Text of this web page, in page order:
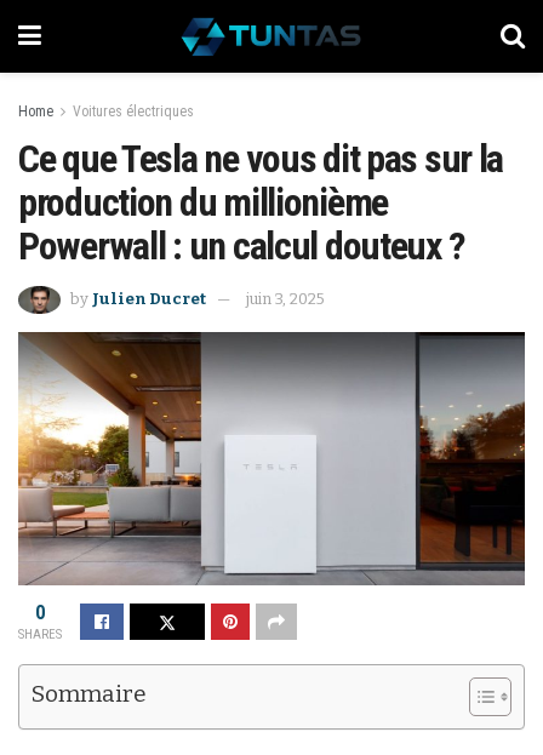
Home Voitures électriques
Ce que Tesla ne vous dit pas sur la
production du millionième
Powerwall : un calcul douteux ?
by Julien Ducret juin 3, 2025
0
SHARES
Sommaire